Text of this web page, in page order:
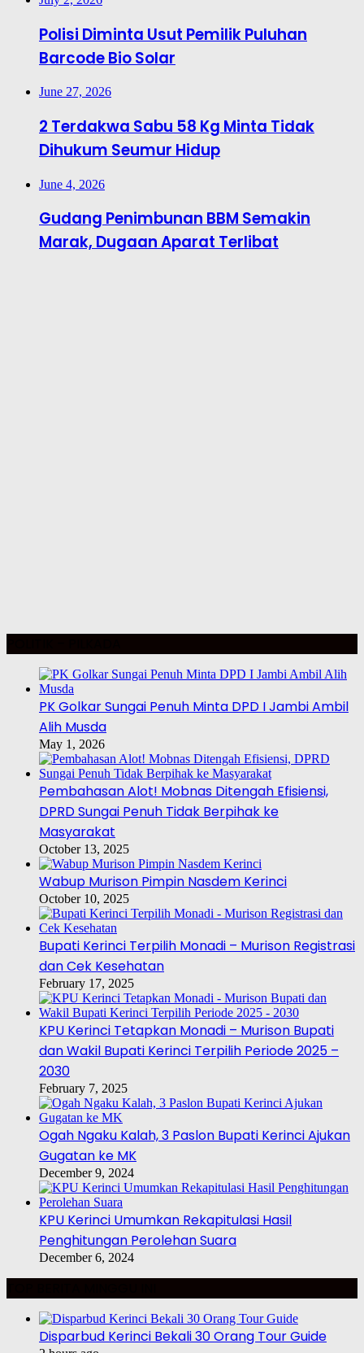
Polisi Diminta Usut Pemilik Puluhan
Barcode Bio Solar
June 27, 2026
2 Terdakwa Sabu 58 Kg Minta Tidak
Dihukum Seumur Hidup
June 4, 2026
Gudang Penimbunan BBM Semakin
Marak, Dugaan Aparat Terlibat
PK Golkar Sungai Penuh Minta DPD I Jambi Ambil
Alih Musda
May 1, 2026
Pembahasan Alot! Mobnas Ditengah Efisiensi,
DPRD Sungai Penuh Tidak Berpihak ke
Masyarakat
October 13, 2025
Wabup Murison Pimpin Nasdem Kerinci
October 10, 2025
Bupati Kerinci Terpilih Monadi – Murison Registrasi
dan Cek Kesehatan
February 17, 2025
KPU Kerinci Tetapkan Monadi – Murison Bupati
dan Wakil Bupati Kerinci Terpilih Periode 2025 –
2030
February 7, 2025
Ogah Ngaku Kalah, 3 Paslon Bupati Kerinci Ajukan
Gugatan ke MK
December 9, 2024
KPU Kerinci Umumkan Rekapitulasi Hasil
Penghitungan Perolehan Suara
December 6, 2024
Disparbud Kerinci Bekali 30 Orang Tour Guide